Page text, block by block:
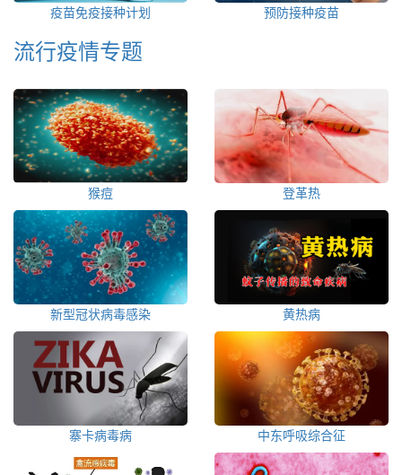
疫苗免疫接种计划 预防接种疫苗
流行疫情专题
猴痘 登革热
新型冠状病毒感染 黄热病
寨卡病毒病 中东呼吸综合征